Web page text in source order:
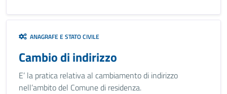
ANAGRAFE E STATO CIVILE
Cambio di indirizzo
E’ la pratica relativa al cambiamento di indirizzo
nell’ambito del Comune di residenza.